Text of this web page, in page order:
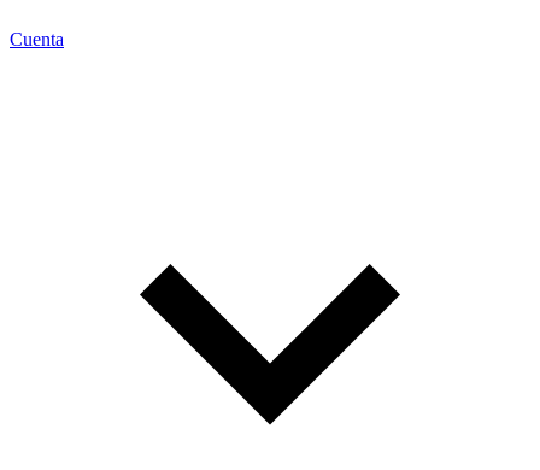
Cuenta